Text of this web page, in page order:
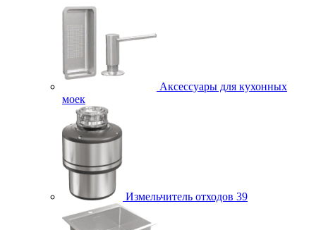
Аксессуары для кухонных
моек
Измельчитель отходов 39